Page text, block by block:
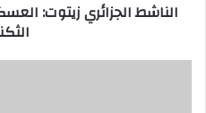
الناشط الجزائري زيتوت: